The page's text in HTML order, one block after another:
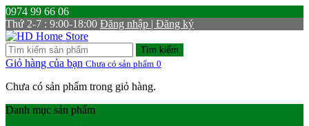
0974 99 66 06
Thứ 2-7 : 9:00-18:00 Đăng nhập | Đăng ký
Tìm kiếm
Giỏ hàng của bạn Chưa có sản phẩm 0
Chưa có sản phẩm trong giỏ hàng.
Danh mục sản phẩm